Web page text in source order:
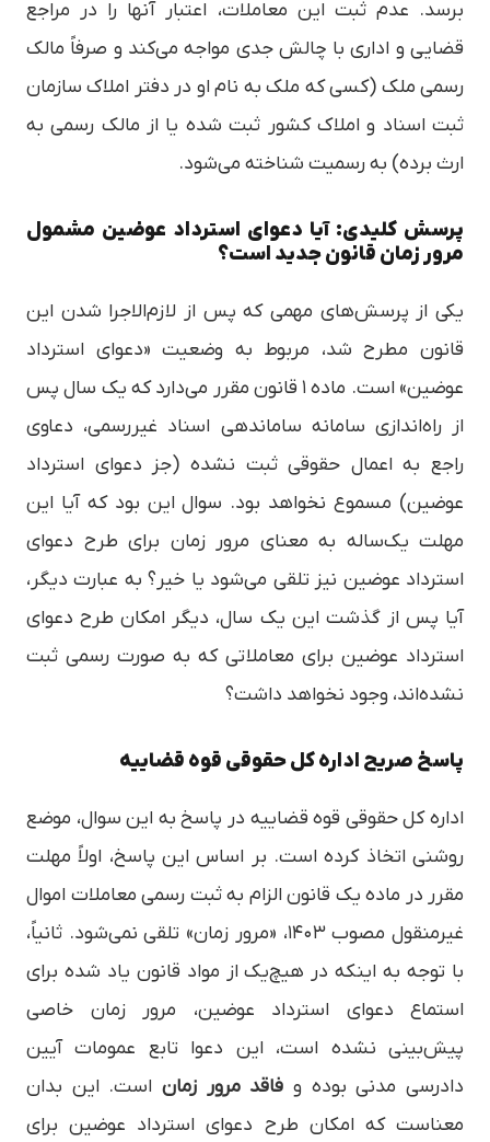
برسد. عدم ثبت این معاملات، اعتبار آنها را در مراجع
قضایی و اداری با چالش جدی مواجه می‌کند و صرفاً مالک
رسمی ملک (کسی که ملک به نام او در دفتر املاک سازمان
ثبت اسناد و املاک کشور ثبت شده یا از مالک رسمی به
ارث برده) به رسمیت شناخته می‌شود.
پرسش کلیدی: آیا دعوای استرداد عوضین مشمول
مرور زمان قانون جدید است؟
یکی از پرسش‌های مهمی که پس از لازم‌الاجرا شدن این
قانون مطرح شد، مربوط به وضعیت «دعوای استرداد
عوضین» است. ماده ۱ قانون مقرر می‌دارد که یک سال پس
از راه‌اندازی سامانه ساماندهی اسناد غیررسمی، دعاوی
راجع به اعمال حقوقی ثبت نشده (جز دعوای استرداد
عوضین) مسموع نخواهد بود. سوال این بود که آیا این
مهلت یک‌ساله به معنای مرور زمان برای طرح دعوای
استرداد عوضین نیز تلقی می‌شود یا خیر؟ به عبارت دیگر،
آیا پس از گذشت این یک سال، دیگر امکان طرح دعوای
استرداد عوضین برای معاملاتی که به صورت رسمی ثبت
نشده‌اند، وجود نخواهد داشت؟
پاسخ صریح اداره کل حقوقی قوه قضاییه
اداره کل حقوقی قوه قضاییه در پاسخ به این سوال، موضع
روشنی اتخاذ کرده است. بر اساس این پاسخ، اولاً مهلت
مقرر در ماده یک قانون الزام به ثبت رسمی معاملات اموال
غیرمنقول مصوب ۱۴۰۳، «مرور زمان» تلقی نمی‌شود. ثانیاً،
با توجه به اینکه در هیچ‌یک از مواد قانون یاد شده برای
استماع دعوای استرداد عوضین، مرور زمان خاصی
پیش‌بینی نشده است، این دعوا تابع عمومات آیین
دادرسی مدنی بوده و فاقد مرور زمان است. این بدان
معناست که امکان طرح دعوای استرداد عوضین برای